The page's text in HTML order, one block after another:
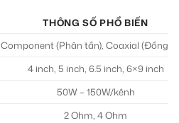
THÔNG SỐ PHỔ BIẾN
Component (Phân tần), Coaxial (Đồng
4 inch, 5 inch, 6.5 inch, 6×9 inch
50W – 150W/kênh
2 Ohm, 4 Ohm